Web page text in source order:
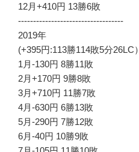
12月+410円 13勝6敗
-----------------------------------
2019年
(+395円:113勝114敗5分26LC）
1月-130円 8勝11敗
2月+170円 9勝8敗
3月+710円 11勝7敗
4月-630円 6勝13敗
5月-290円 7勝12敗
6月-40円 10勝9敗